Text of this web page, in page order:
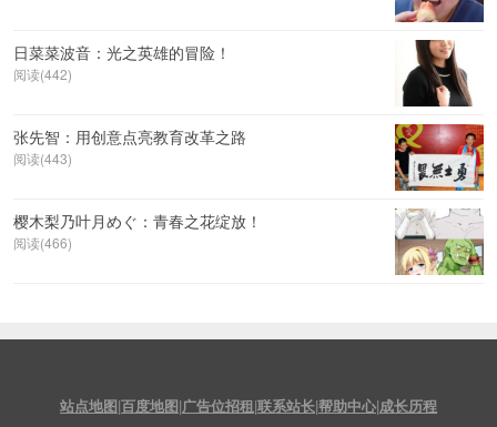
日菜菜波音：光之英雄的冒险！
阅读(442)
张先智：用创意点亮教育改革之路
阅读(443)
樱木梨乃叶月めぐ：青春之花绽放！
阅读(466)
站点地图|百度地图|广告位招租|联系站长|帮助中心|成长历程